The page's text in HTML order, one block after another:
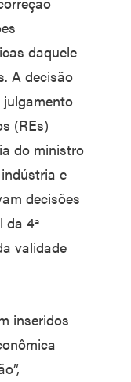
daquele
A decisão
(REs)
do ministro
e
decisões
da 4ª
validade
inseridos